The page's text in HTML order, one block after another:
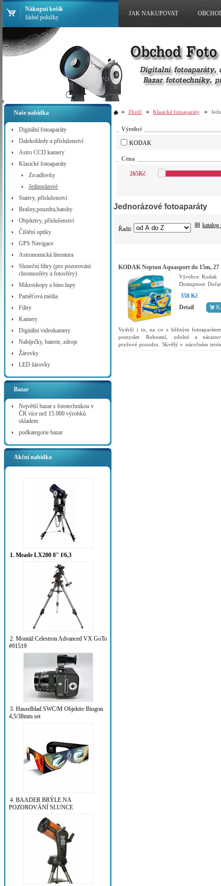
Naše nabídka
Digitální fotoaparáty
Dalekohledy a příslušenství
Astro CCD kamery
Klasické fotoaparáty
Zrcadlovky
Jednorázové
Stativy, příslušenství
Brašny,pouzdra,batohy
Objektivy, příslušenství
Čištění optiky
GPS Navigace
Astronomická literatura
Sluneční filtry (pro pozorování
chromosféry a fotosféry)
Mikroskopy a bino lupy
Paměťová média
Filtry
Kamery
Digitální videokamery
Nabíječky, baterie, zdroje
Žárovky
LED žárovky
Bazar
Největší bazar s fototechnikou v
ČR více než 15.000 výrobků
skladem
podkategorie bazar
Akční nabídka
1. Meade LX200 8" f/6,3
2. Montáž Celestron Advanced VX GoTo
#91519
3. Hasselblad SWC/M Objektiv Biogon
4,5/38mm set
4. BAADER BRÝLE NA
POZOROVÁNÍ SLUNCE
Zboží Klasické fotoaparáty
Výrobci
KODAK
Cena
265Kč
Jednorázové fotoaparáty
Řadit:
katalog
KODAK Neptun Aquasport do 15m, 27
Výrobce: Kodak
Dostupnost:
vyprodaný
358 Kč
Detail
Vydrží i to, na co s běžným
pomyslet. Robustní, odolné a
pryžové pouzdro. Skvělý v náročném
Nákupní košík
žádné položky
JAK NAKUPOVAT